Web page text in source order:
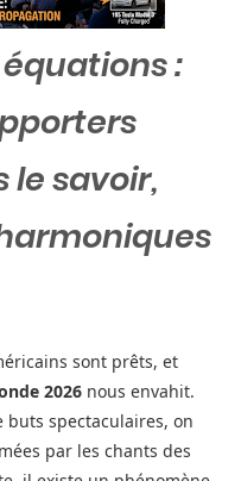
:
le savoir,
sont prêts, et
2026 nous envahit.
buts spectaculaires, on
par les chants des